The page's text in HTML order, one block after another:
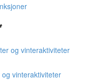
og vinteraktiviteter
vinteraktiviteter